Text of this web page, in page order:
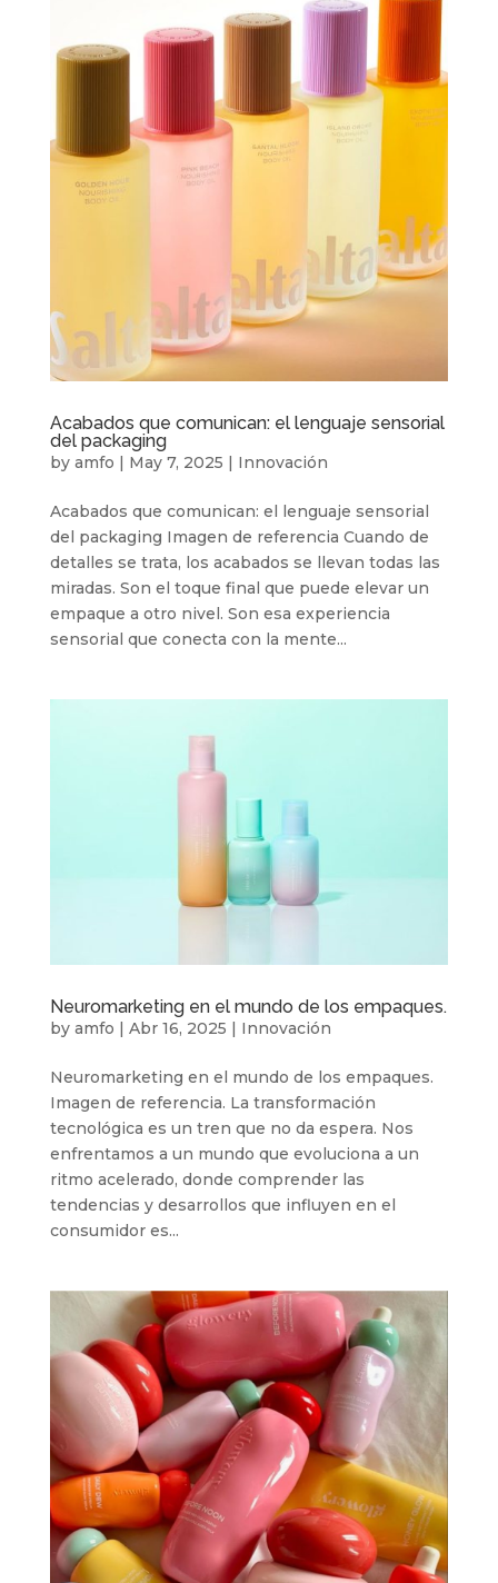
Acabados que comunican: el lenguaje sensorial
del packaging
by amfo | May 7, 2025 | Innovación
Acabados que comunican: el lenguaje sensorial
del packaging Imagen de referencia Cuando de
detalles se trata, los acabados se llevan todas las
miradas. Son el toque final que puede elevar un
empaque a otro nivel. Son esa experiencia
sensorial que conecta con la mente...
Neuromarketing en el mundo de los empaques.
by amfo | Abr 16, 2025 | Innovación
Neuromarketing en el mundo de los empaques.
Imagen de referencia. La transformación
tecnológica es un tren que no da espera. Nos
enfrentamos a un mundo que evoluciona a un
ritmo acelerado, donde comprender las
tendencias y desarrollos que influyen en el
consumidor es...